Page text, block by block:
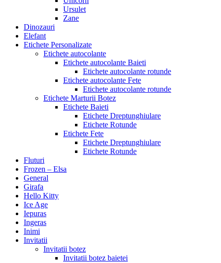
Ursulet
Zane
Dinozauri
Elefant
Etichete Personalizate
Etichete autocolante
Etichete autocolante Baieti
Etichete autocolante rotunde
Etichete autocolante Fete
Etichete autocolante rotunde
Etichete Marturii Botez
Etichete Baieti
Etichete Dreptunghiulare
Etichete Rotunde
Etichete Fete
Etichete Dreptunghiulare
Etichete Rotunde
Fluturi
Frozen – Elsa
General
Girafa
Hello Kitty
Ice Age
Iepuras
Ingeras
Inimi
Invitatii
Invitatii botez
Invitatii botez baietei